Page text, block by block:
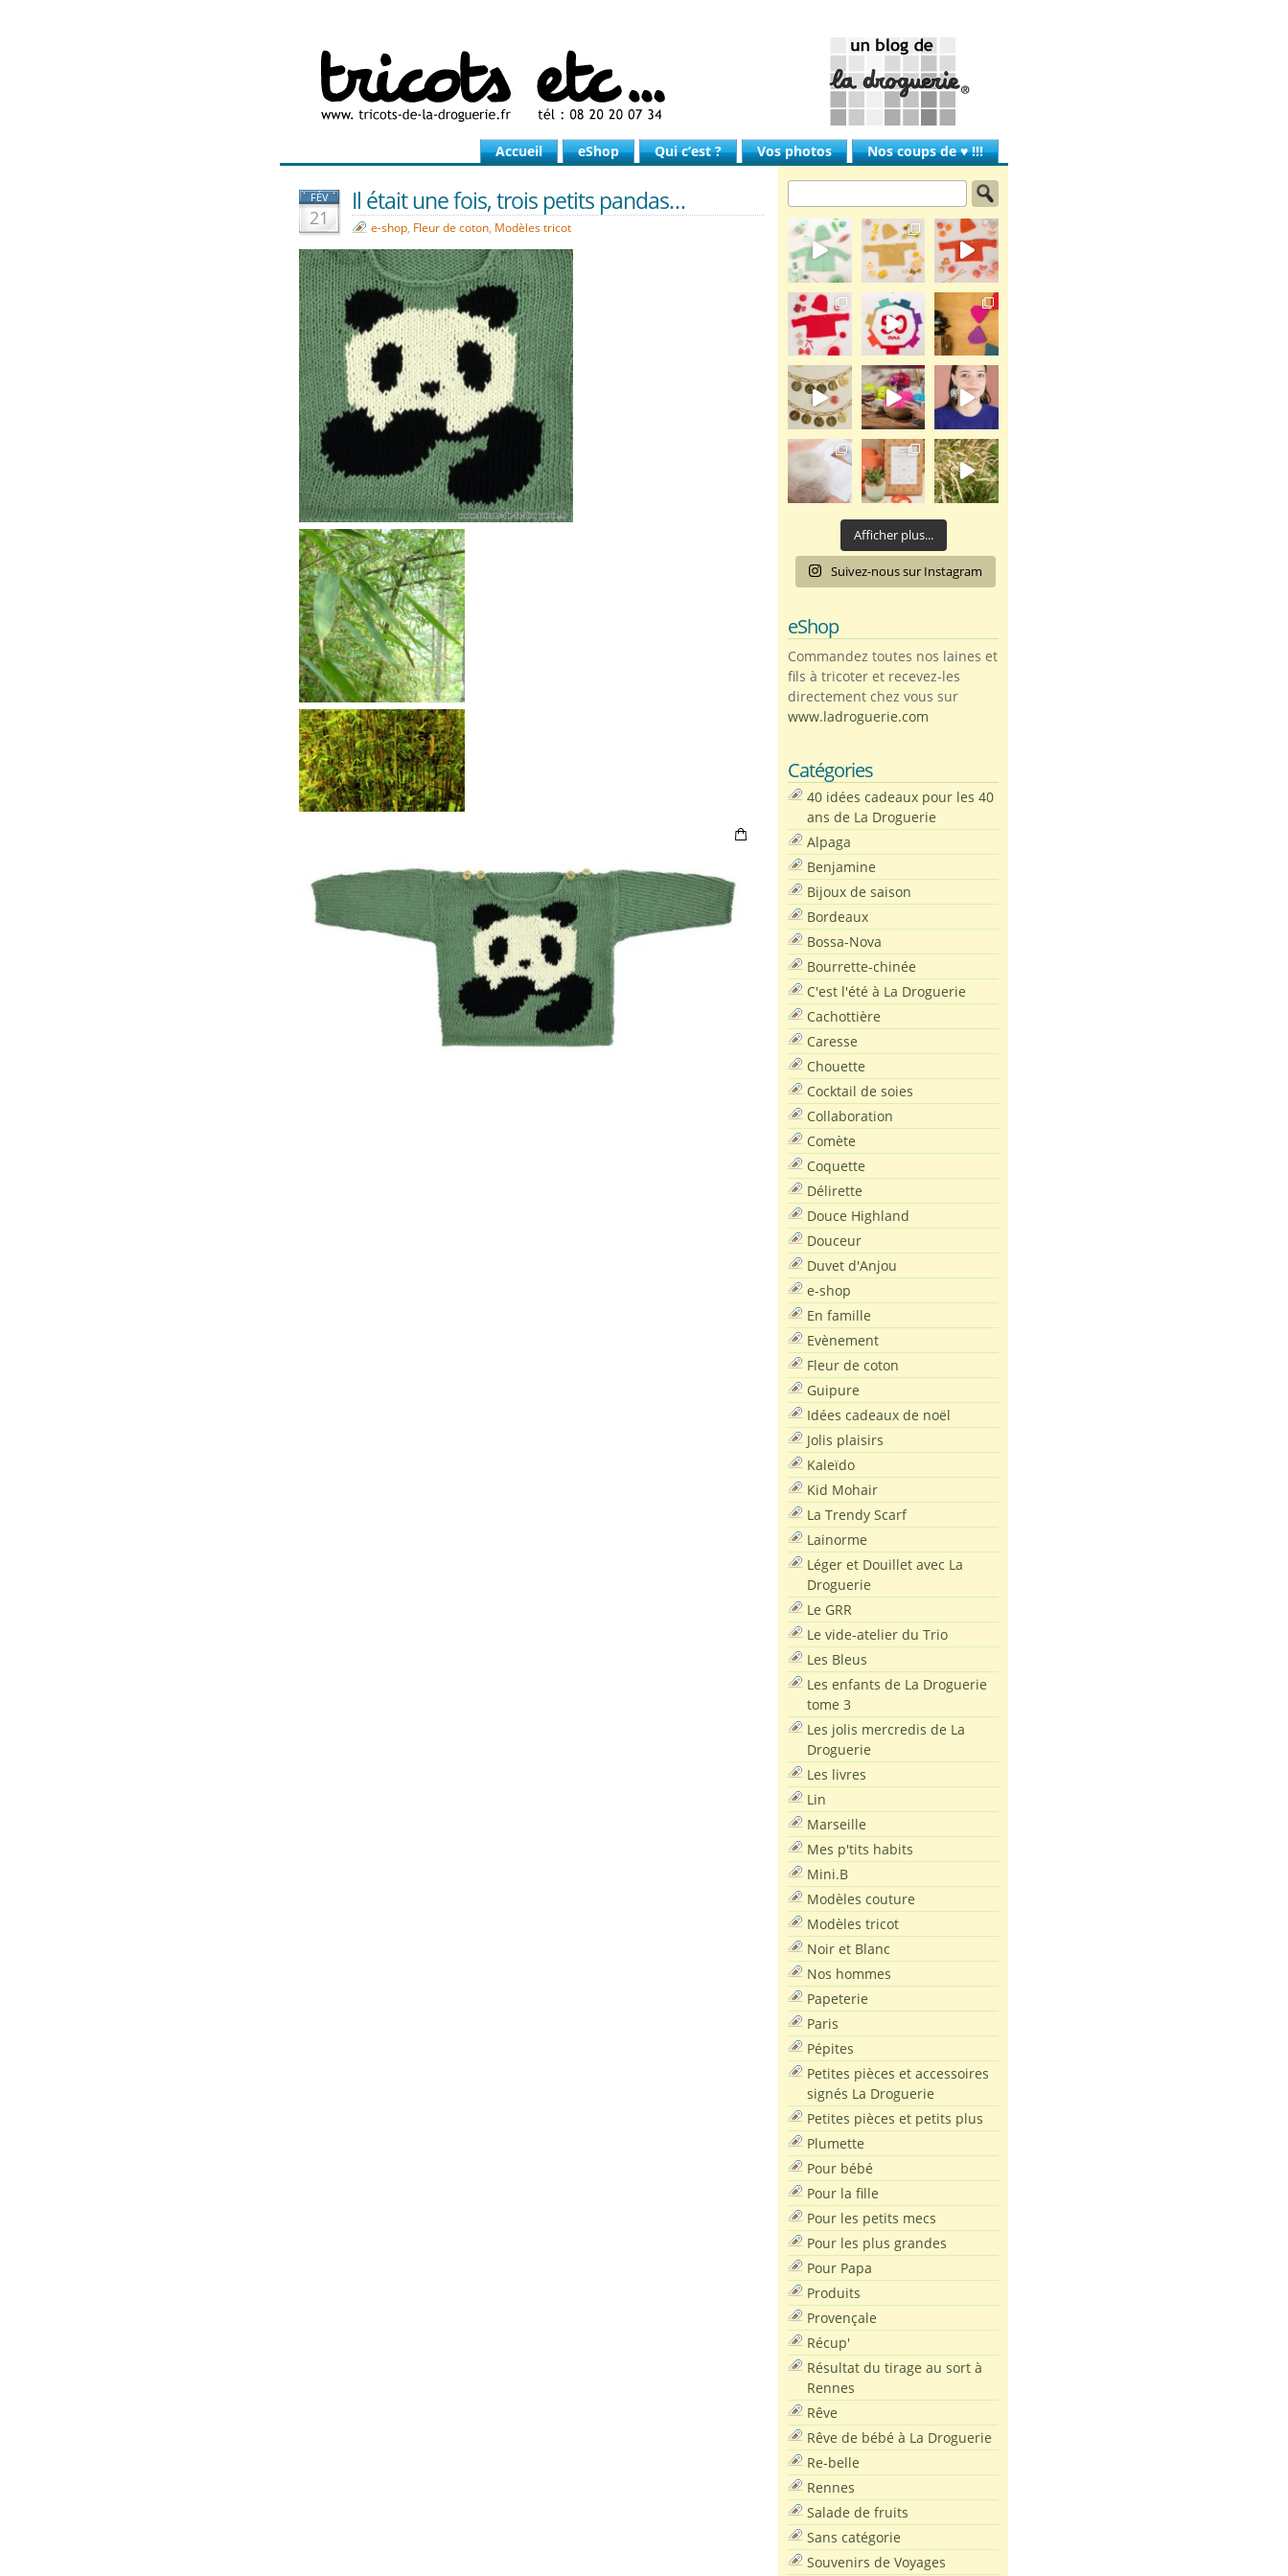
Accueil eShop Qui c’est ? Vos photos Nos coups de ♥ !!!
FÉV
21
Il était une fois, trois petits pandas…
e-shop, Fleur de coton, Modèles tricot
Dans la famille panda, je voudrais le bébé…
Vous le voyez ??
Il se cache au milieu des bambous, on aperçoit sa
tête !!
Le pull « Petit panda » (layette)
Du 3 au 12 mois. Aiguilles 3 et 4. Tricoté en Fleur de Coton.
Motif jacquard à pelotes séparées.
Le pull est boutonné aux épaules avec 2 boutons de chaque côté.
Afficher plus...
Suivez-nous sur Instagram
eShop
Commandez toutes nos laines et
fils à tricoter et recevez-les
directement chez vous sur
www.ladroguerie.com
Catégories
40 idées cadeaux pour les 40
ans de La Droguerie
Alpaga
Benjamine
Bijoux de saison
Bordeaux
Bossa-Nova
Bourrette-chinée
C'est l'été à La Droguerie
Cachottière
Caresse
Chouette
Cocktail de soies
Collaboration
Comète
Coquette
Délirette
Douce Highland
Douceur
Duvet d'Anjou
e-shop
En famille
Evènement
Fleur de coton
Guipure
Idées cadeaux de noël
Jolis plaisirs
Kaleïdo
Kid Mohair
La Trendy Scarf
Lainorme
Léger et Douillet avec La
Droguerie
Le GRR
Le vide-atelier du Trio
Les Bleus
Les enfants de La Droguerie
tome 3
Les jolis mercredis de La
Droguerie
Les livres
Lin
Marseille
Mes p'tits habits
Mini.B
Modèles couture
Modèles tricot
Noir et Blanc
Nos hommes
Papeterie
Paris
Pépites
Petites pièces et accessoires
signés La Droguerie
Petites pièces et petits plus
Plumette
Pour bébé
Pour la fille
Pour les petits mecs
Pour les plus grandes
Pour Papa
Produits
Provençale
Récup'
Résultat du tirage au sort à
Rennes
Rêve
Rêve de bébé à La Droguerie
Re-belle
Rennes
Salade de fruits
Sans catégorie
Souvenirs de Voyages